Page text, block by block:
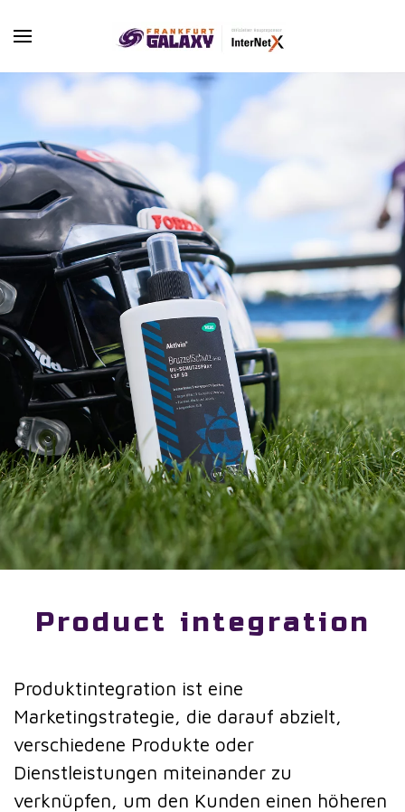
Skip to main content
Product integration
Produktintegration ist eine
Marketingstrategie, die darauf abzielt,
verschiedene Produkte oder
Dienstleistungen miteinander zu
verknüpfen, um den Kunden einen höheren